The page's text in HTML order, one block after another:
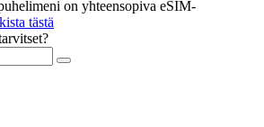
on yhteensopiva eSIM-
tästä